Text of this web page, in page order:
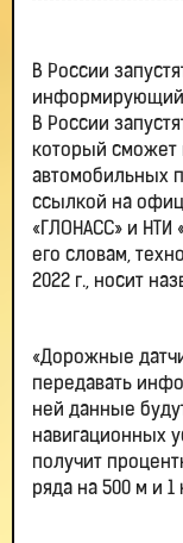
В России
информирующий
В России
который сможет
автомобильных
ссылкой на
«ГЛОНАСС» и НТИ
его словам,
2022 г., носит
«Дорожные
передавать
ней данные
навигационных
получит
ряда на 500 м и